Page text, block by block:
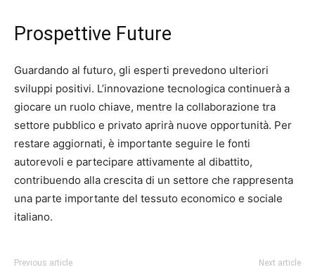
Prospettive Future
Guardando al futuro, gli esperti prevedono ulteriori
sviluppi positivi. L’innovazione tecnologica continuerà a
giocare un ruolo chiave, mentre la collaborazione tra
settore pubblico e privato aprirà nuove opportunità. Per
restare aggiornati, è importante seguire le fonti
autorevoli e partecipare attivamente al dibattito,
contribuendo alla crescita di un settore che rappresenta
una parte importante del tessuto economico e sociale
italiano.
Previous article Next article